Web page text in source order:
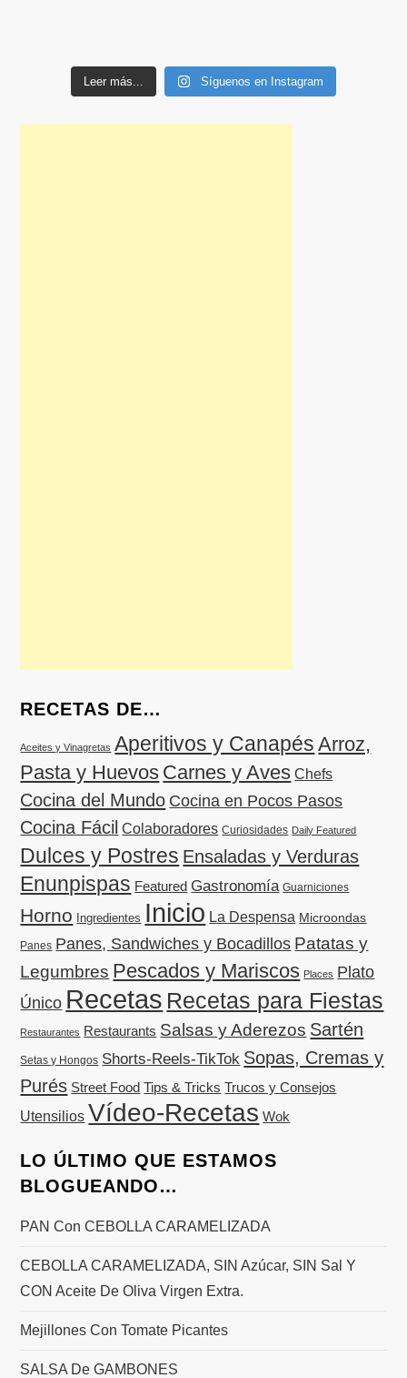
Leer más... Síguenos en Instagram
RECETAS DE…
Aceites y Vinagretas Aperitivos y Canapés Arroz,
Pasta y Huevos Carnes y Aves Chefs
Cocina del Mundo Cocina en Pocos Pasos
Cocina Fácil Colaboradores Curiosidades Daily Featured
Dulces y Postres Ensaladas y Verduras
Enunpispas Featured Gastronomía Guarniciones
Horno Ingredientes Inicio La Despensa Microondas
Panes Panes, Sandwiches y Bocadillos Patatas y
Legumbres Pescados y Mariscos Places Plato
Único Recetas Recetas para Fiestas
Restaurantes Restaurants Salsas y Aderezos Sartén
Setas y Hongos Shorts-Reels-TikTok Sopas, Cremas y
Purés Street Food Tips & Tricks Trucos y Consejos
Utensilios Vídeo-Recetas Wok
LO ÚLTIMO QUE ESTAMOS
BLOGUEANDO…
PAN Con CEBOLLA CARAMELIZADA
CEBOLLA CARAMELIZADA, SIN Azúcar, SIN Sal Y
CON Aceite De Oliva Virgen Extra.
Mejillones Con Tomate Picantes
SALSA De GAMBONES